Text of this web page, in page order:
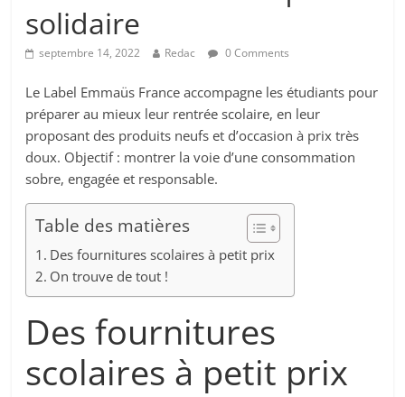
solidaire
septembre 14, 2022 Redac 0 Comments
Le Label Emmaüs France accompagne les étudiants pour
préparer au mieux leur rentrée scolaire, en leur
proposant des produits neufs et d’occasion à prix très
doux. Objectif : montrer la voie d’une consommation
sobre, engagée et responsable.
Table des matières
Des fournitures scolaires à petit prix
On trouve de tout !
Des fournitures
scolaires à petit prix